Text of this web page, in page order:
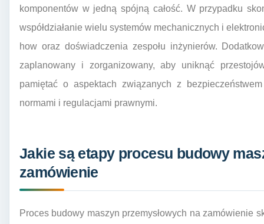
komponentów w jedną spójną całość. W przypadku
współdziałanie wielu systemów mechanicznych i
how oraz doświadczenia zespołu inżynierów.
zaplanowany i zorganizowany, aby uniknąć
pamiętać o aspektach związanych z
normami i regulacjami prawnymi.
Jakie są etapy procesu budowy
zamówienie
Proces budowy maszyn przemysłowych na zamówienie